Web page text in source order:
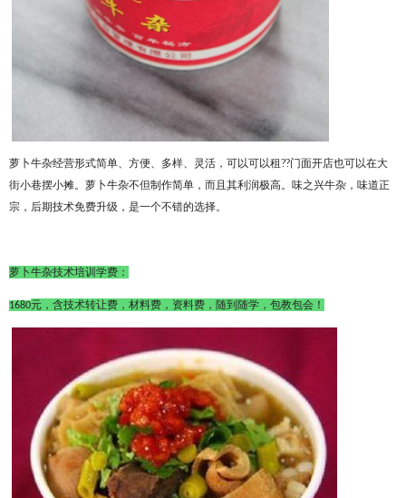
萝卜牛杂经营形式简单、方便、多样、灵活，可以可以租??门面开店也可以在大
街小巷摆小摊。萝卜牛杂不但制作简单，而且其利润极高。 味之兴牛杂，味道正
宗，后期技术免费升级，是一个不错的选择。
萝卜牛杂技术培训学费：
1680元，含技术转让费，材料费，资料费，随到随学，包教包会！